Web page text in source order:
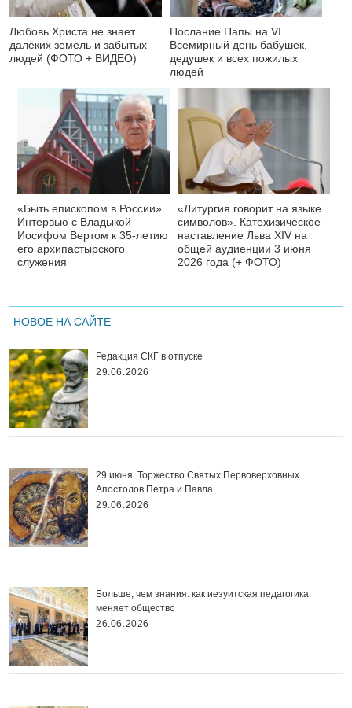
Любовь Христа не знает
далёких земель и забытых
людей (ФОТО + ВИДЕО)
Послание Папы на VI
Всемирный день бабушек,
дедушек и всех пожилых
людей
«Быть епископом в России».
Интервью с Владыкой
Иосифом Вертом к 35-летию
его архипастырского
служения
«Литургия говорит на языке
символов». Катехизическое
наставление Льва XIV на
общей аудиенции 3 июня
2026 года (+ ФОТО)
НОВОЕ НА САЙТЕ
Редакция СКГ в отпуске
29.06.2026
29 июня. Торжество Святых Первоверховных
Апостолов Петра и Павла
29.06.2026
Больше, чем знания: как иезуитская педагогика
меняет общество
26.06.2026